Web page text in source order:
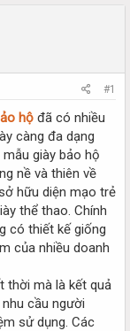
#1
hộ đã có nhiều
càng đa dạng
giày bảo hộ
nề và thiên về
hữu diện mạo trẻ
thể thao. Chính
có thiết kế giống
của nhiều doanh
thời mà là kết quả
cầu người
sử dụng. Các